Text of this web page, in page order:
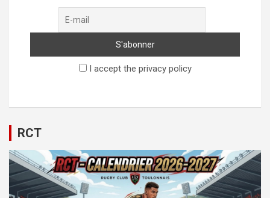
I accept the privacy policy
RCT